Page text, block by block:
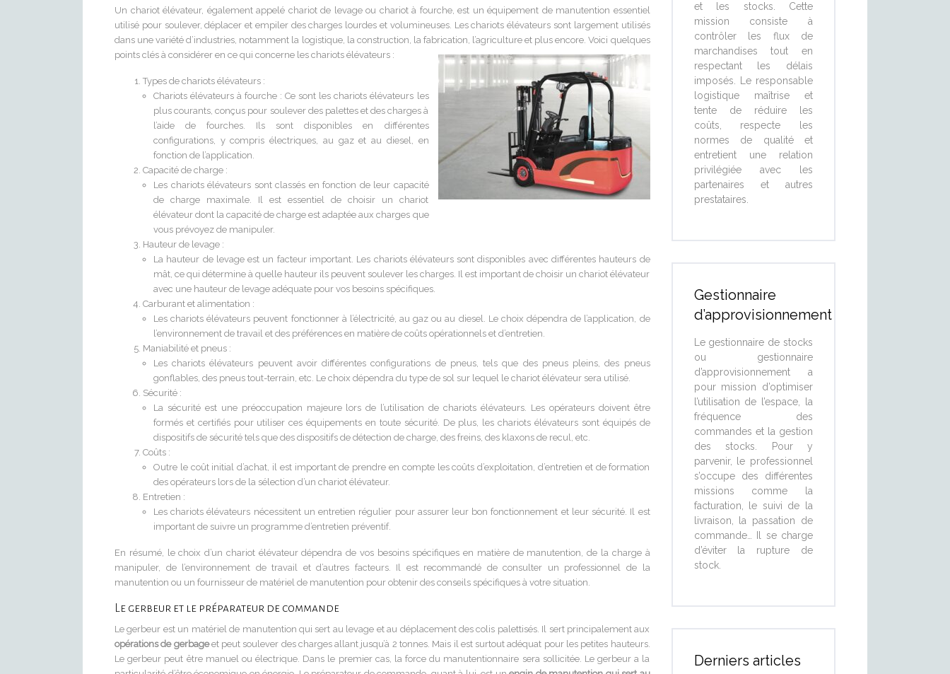
Un chariot élévateur, également appelé chariot de levage ou chariot à fourche, est un équipement de manutention essentiel
utilisé pour soulever, déplacer et empiler des charges lourdes et volumineuses. Les chariots élévateurs sont largement utilisés
dans une variété d’industries, notamment la logistique, la construction, la fabrication, l’agriculture et plus encore. Voici quelques
points clés à considérer en ce qui concerne les chariots élévateurs :
Types de chariots élévateurs :
Chariots élévateurs à fourche : Ce sont les chariots élévateurs les
plus courants, conçus pour soulever des palettes et des charges à
l’aide de fourches. Ils sont disponibles en différentes
configurations, y compris électriques, au gaz et au diesel, en
fonction de l’application.
Capacité de charge :
Les chariots élévateurs sont classés en fonction de leur capacité
de charge maximale. Il est essentiel de choisir un chariot
élévateur dont la capacité de charge est adaptée aux charges que
vous prévoyez de manipuler.
Hauteur de levage :
La hauteur de levage est un facteur important. Les chariots élévateurs sont disponibles avec différentes hauteurs de
mât, ce qui détermine à quelle hauteur ils peuvent soulever les charges. Il est important de choisir un chariot élévateur
avec une hauteur de levage adéquate pour vos besoins spécifiques.
Carburant et alimentation :
Les chariots élévateurs peuvent fonctionner à l’électricité, au gaz ou au diesel. Le choix dépendra de l’application, de
l’environnement de travail et des préférences en matière de coûts opérationnels et d’entretien.
Maniabilité et pneus :
Les chariots élévateurs peuvent avoir différentes configurations de pneus, tels que des pneus pleins, des pneus
gonflables, des pneus tout-terrain, etc. Le choix dépendra du type de sol sur lequel le chariot élévateur sera utilisé.
Sécurité :
La sécurité est une préoccupation majeure lors de l’utilisation de chariots élévateurs. Les opérateurs doivent être
formés et certifiés pour utiliser ces équipements en toute sécurité. De plus, les chariots élévateurs sont équipés de
dispositifs de sécurité tels que des dispositifs de détection de charge, des freins, des klaxons de recul, etc.
Coûts :
Outre le coût initial d’achat, il est important de prendre en compte les coûts d’exploitation, d’entretien et de formation
des opérateurs lors de la sélection d’un chariot élévateur.
Entretien :
Les chariots élévateurs nécessitent un entretien régulier pour assurer leur bon fonctionnement et leur sécurité. Il est
important de suivre un programme d’entretien préventif.
En résumé, le choix d’un chariot élévateur dépendra de vos besoins spécifiques en matière de manutention, de la charge à
manipuler, de l’environnement de travail et d’autres facteurs. Il est recommandé de consulter un professionnel de la
manutention ou un fournisseur de matériel de manutention pour obtenir des conseils spécifiques à votre situation.
Le gerbeur et le préparateur de commande
Le gerbeur est un matériel de manutention qui sert au levage et au déplacement des colis palettisés. Il sert principalement aux
opérations de gerbageet peut soulever des charges allant jusqu’à 2 tonnes. Mais il est surtout adéquat pour les petites hauteurs.
Le gerbeur peut être manuel ou électrique. Dans le premier cas, la force du manutentionnaire sera sollicitée. Le gerbeur a la
et les stocks. Cette
mission consiste à
contrôler les flux de
marchandises tout en
respectant les délais
imposés. Le responsable
logistique maîtrise et
tente de réduire les
coûts, respecte les
normes de qualité et
entretient une relation
privilégiée avec les
partenaires et autres
prestataires.
Gestionnaire
d’approvisionnement
Le gestionnaire de stocks
ou gestionnaire
d’approvisionnement a
pour mission d’optimiser
l’utilisation de l’espace, la
fréquence des
commandes et la gestion
des stocks. Pour y
parvenir, le professionnel
s’occupe des différentes
missions comme la
facturation, le suivi de la
livraison, la passation de
commande… Il se charge
d’éviter la rupture de
stock.
Derniers articles